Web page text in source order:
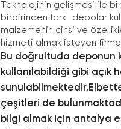
Teknolojinin gelişmesi ile
birbirinden farklı depolar
malzemenin cinsi ve
hizmeti almak isteyen
Bu doğrultuda deponun
kullanılabildiği gibi açık
çeşitleri de
bilgi almak için antalya